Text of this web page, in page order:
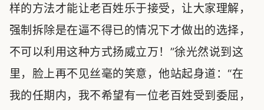
样的方法才能让老百姓乐于接受，让大家理解，
强制拆除是在逼不得已的情况下才做出的选择，
不可以利用这种方式扬威立万！”徐光然说到这
里，脸上再不见丝毫的笑意，他站起身道：“在
我的任期内，我不希望有一位老百姓受到委屈，